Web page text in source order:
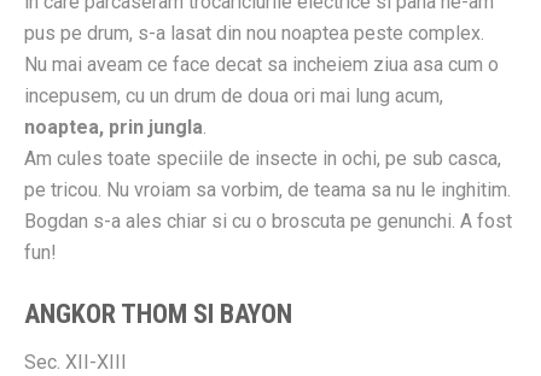
pus pe drum, s-a lasat din nou noaptea peste complex.
Nu mai aveam ce face decat sa incheiem ziua asa cum o
incepusem, cu un drum de doua ori mai lung acum,
noaptea, prin jungla.
Am cules toate speciile de insecte in ochi, pe sub casca,
pe tricou. Nu vroiam sa vorbim, de teama sa nu le inghitim.
Bogdan s-a ales chiar si cu o broscuta pe genunchi. A fost
fun!
ANGKOR THOM SI BAYON
Sec. XII-XIII